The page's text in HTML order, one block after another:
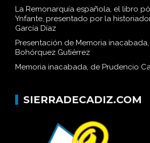
La Remonarquía española, el libro
Ynfante, presentado por la
García Díaz
Presentación de Memoria
Bohórquez Gutiérrez
Memoria inacabada, de Prudencio
SIERRADECADIZ.COM